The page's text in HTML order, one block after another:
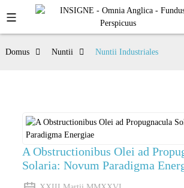
+86 18350266301 Iris
+86 18806057002
sales@farsunpv.com
Domus Nuntii Nuntii Industriales
A Obstructionibus Olei ad
Solaria: Novum Paradigma